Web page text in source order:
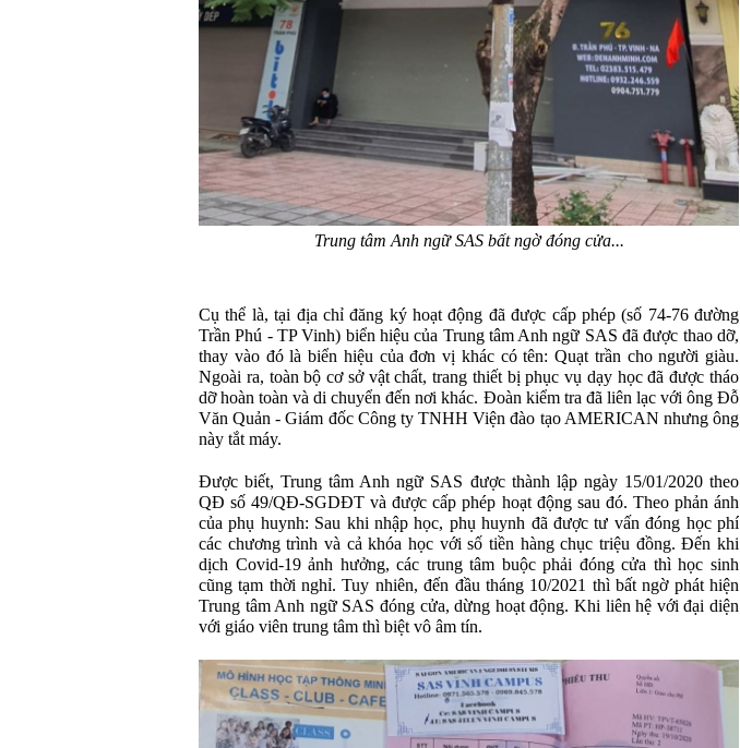
Trung tâm Anh ngữ SAS bất ngờ đóng cửa...
Cụ thể là, tại địa chỉ đăng ký hoạt động đã được cấp phép (số 74-76 đường
Trần Phú - TP Vinh) biển hiệu của Trung tâm Anh ngữ SAS đã được thao dỡ,
thay vào đó là biển hiệu của đơn vị khác có tên: Quạt trần cho người giàu.
Ngoài ra, toàn bộ cơ sở vật chất, trang thiết bị phục vụ dạy học đã được tháo
dỡ hoàn toàn và di chuyển đến nơi khác. Đoàn kiểm tra đã liên lạc với ông Đỗ
Văn Quản - Giám đốc Công ty TNHH Viện đào tạo AMERICAN nhưng ông
này tắt máy.
Được biết, Trung tâm Anh ngữ SAS được thành lập ngày 15/01/2020 theo
QĐ số 49/QĐ-SGDĐT và được cấp phép hoạt động sau đó. Theo phản ánh
của phụ huynh: Sau khi nhập học, phụ huynh đã được tư vấn đóng học phí
các chương trình và cả khóa học với số tiền hàng chục triệu đồng. Đến khi
dịch Covid-19 ảnh hưởng, các trung tâm buộc phải đóng cửa thì học sinh
cũng tạm thời nghỉ. Tuy nhiên, đến đầu tháng 10/2021 thì bất ngờ phát hiện
Trung tâm Anh ngữ SAS đóng cửa, dừng hoạt động. Khi liên hệ với đại diện
với giáo viên trung tâm thì biệt vô âm tín.